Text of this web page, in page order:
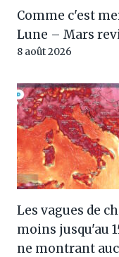
Comme c'est
Lune – Mars
8 août 2026
Les vagues de
moins jusqu'au
ne montrant